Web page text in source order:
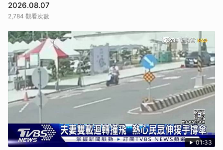
2026.08.07
2,784 觀看次數
01:33